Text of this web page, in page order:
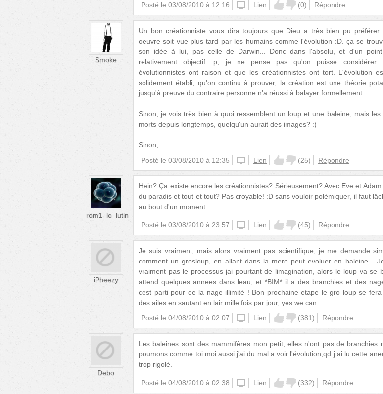
Posté le 03/08/2010 à 12:16 unknown
Lien (0) Répondre
Smoke
Un bon créationniste vous dira toujours que Dieu a très bien pu préférer
oeuvre soit vue plus tard par les humains comme l'évolution :D, ça se
son idée à lui, pas celle de Darwin... Donc dans l'absolu, et d'un
relativement objectif :p, je ne pense pas qu'on puisse considérer
évolutionnistes ont raison et que les créationnistes ont tort. L'évolution
solidement établi, qu'on continu à prouver, la création est une théorie
jusqu'à preuve du contraire personne n'a réussi à balayer formellement.
Sinon, je vois très bien à quoi ressemblent un loup et une baleine, mais les
morts depuis longtemps, quelqu'un aurait des images? :)
Sinon,
Posté le 03/08/2010 à 12:35 unknown
Lien (25) Répondre
rom1_le_lutin
Hein? Ça existe encore les créationnistes? Sérieusement? Avec Eve et
du paradis et tout et tout? Pas croyable! :D sans vouloir polémiquer, il faut
au bout d'un moment...
Posté le 03/08/2010 à 23:57 unknown
Lien (45) Répondre
iPheezy
Je suis vraiment, mais alors vraiment pas scientifique, je me demande
comment un grosloup, en allant dans la mere peut evoluer en baleine...
vraiment pas le processus jai pourtant de limagination, alors le loup va se
attend quelques annees dans leau, et *BIM* il a des branchies et des
cest parti pour de la nage illimité ! Bon prochaine etape le gro loup se fera
des ailes en sautant en lair mille fois par jour, yes we can
Posté le 04/08/2010 à 02:07 unknown
Lien (381) Répondre
Debo
Les baleines sont des mammifères mon petit, elles n'ont pas de branchies
poumons comme toi.moi aussi j'ai du mal a voir l'évolution,qd j ai lu cette
trop rigolé.
Posté le 04/08/2010 à 02:38 unknown
Lien (332) Répondre